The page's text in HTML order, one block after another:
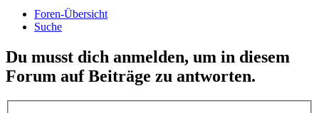
Foren-Übersicht
Suche
Du musst dich anmelden, um in diesem
Forum auf Beiträge zu antworten.